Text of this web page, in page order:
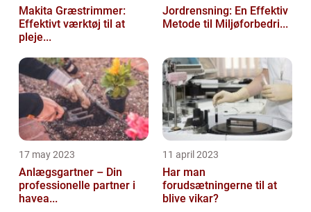
Makita Græstrimmer:
Effektivt værktøj til at
pleje...
Jordrensning: En Effektiv
Metode til Miljøforbedri...
17 may 2023
Anlægsgartner – Din
professionelle partner i
havea...
11 april 2023
Har man
forudsætningerne til at
blive vikar?